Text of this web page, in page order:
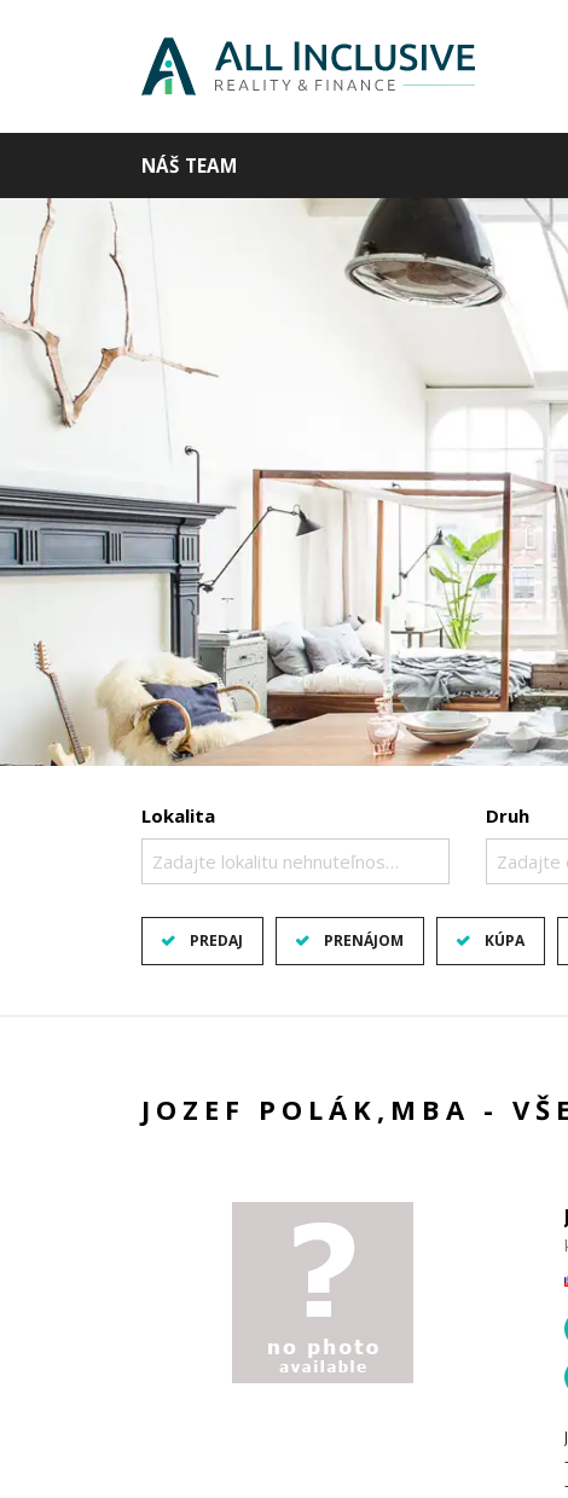
NÁŠ TEAM
Lokalita
Zadajte lokalitu nehnuteľnosti ..
Druh
Zadajte
PREDAJ PRENÁJOM KÚPA
JOZEF POLÁK,MBA -